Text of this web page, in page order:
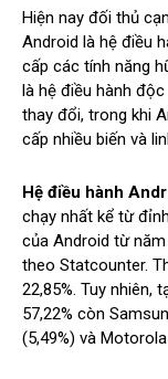
Hiện nay đối thủ
Android là hệ điều
cấp các tính năng
là hệ điều hành
thay đổi, trong khi
cấp nhiều biến và
Hệ điều hành
chạy nhất kể từ
của Android từ
theo Statcounter.
22,85%. Tuy nhiên,
57,22% còn
(5,49%) và Motorola